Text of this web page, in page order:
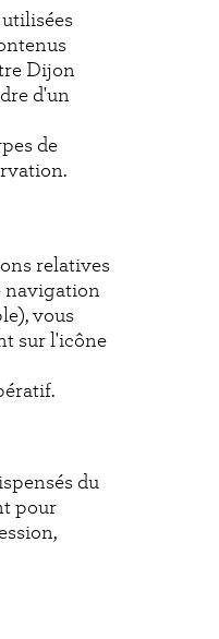
Dijon
d'un
de
relatives
navigation
vous
sur l'icône
du
pour